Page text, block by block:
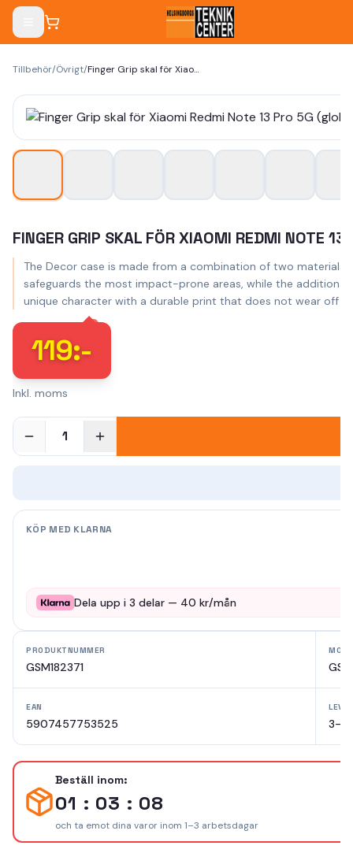
Tillbehör/Övrigt/ Finger Grip skal för Xiaomi Redmi Note 13 Pro 5G (global) gul
FINGER GRIP SKAL FÖR XIAOMI REDMI NOTE
The Decor case is made from a combination of two materials
safeguards the most impact-prone areas, while the
unique character with a durable print that does not wear off
119:-
Inkl. moms
1
KÖP MED KLARNA
Dela upp i 3 delar — 40 kr/mån
PRODUKTNUMMER
GSM182371
EAN
5907457753525 3-5
Beställ inom:
01 : 03 : 08
och ta emot dina varor inom 1–3 arbetsdagar